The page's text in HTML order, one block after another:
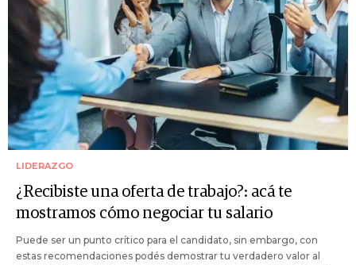
LIDERAZGO
¿Recibiste una oferta de trabajo?: acá te
mostramos cómo negociar tu salario
Puede ser un punto crítico para el candidato, sin embargo, con
estas recomendaciones podés demostrar tu verdadero valor al